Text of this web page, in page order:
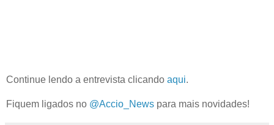
Continue lendo a entrevista clicando aqui.
Fiquem ligados no @Accio_News para mais novidades!